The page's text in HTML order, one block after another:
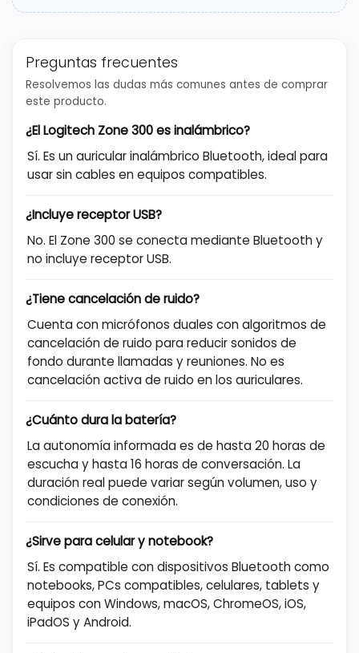
Preguntas frecuentes
Resolvemos las dudas más comunes antes de comprar
este producto.
¿El Logitech Zone 300 es inalámbrico?
Sí. Es un auricular inalámbrico Bluetooth, ideal para
usar sin cables en equipos compatibles.
¿Incluye receptor USB?
No. El Zone 300 se conecta mediante Bluetooth y
no incluye receptor USB.
¿Tiene cancelación de ruido?
Cuenta con micrófonos duales con algoritmos de
cancelación de ruido para reducir sonidos de
fondo durante llamadas y reuniones. No es
cancelación activa de ruido en los auriculares.
¿Cuánto dura la batería?
La autonomía informada es de hasta 20 horas de
escucha y hasta 16 horas de conversación. La
duración real puede variar según volumen, uso y
condiciones de conexión.
¿Sirve para celular y notebook?
Sí. Es compatible con dispositivos Bluetooth como
notebooks, PCs compatibles, celulares, tablets y
equipos con Windows, macOS, ChromeOS, iOS,
iPadOS y Android.